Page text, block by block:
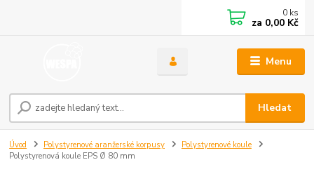
Menu
Hledat
0 ks
za 0,00 Kč
Úvod Polystyrenové aranžerské korpusy
Polystyrenové koule
Polystyrenová koule EPS Ø 80 mm